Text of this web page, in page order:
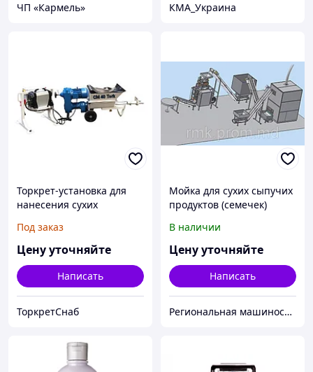
ЧП «Кармель» КМА_Украина
Торкрет-установка для
нанесения сухих
Tork
Под заказ
Цену уточняйте
Написать
ТоркретСнаб
Мойка для сухих сыпучих
продуктов (семечек)
В наличии
Цену уточняйте
Написать
Региональная машиностроительная компания